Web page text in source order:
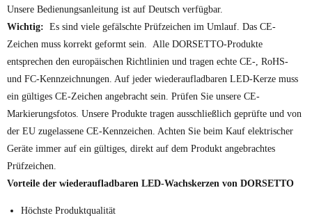
Unsere Bedienungsanleitung ist auf Deutsch verfügbar.
Wichtig: Es sind viele gefälschte Prüfzeichen im Umlauf. Das CE-
Zeichen muss korrekt geformt sein. Alle DORSETTO-Produkte
entsprechen den europäischen Richtlinien und tragen echte CE-, RoHS-
und FC-Kennzeichnungen. Auf jeder wiederaufladbaren LED-Kerze muss
ein gültiges CE-Zeichen angebracht sein. Prüfen Sie unsere CE-
Markierungsfotos. Unsere Produkte tragen ausschließlich geprüfte und von
der EU zugelassene CE-Kennzeichen. Achten Sie beim Kauf elektrischer
Geräte immer auf ein gültiges, direkt auf dem Produkt angebrachtes
Prüfzeichen.
Vorteile der wiederaufladbaren LED-Wachskerzen von DORSETTO
Höchste Produktqualität